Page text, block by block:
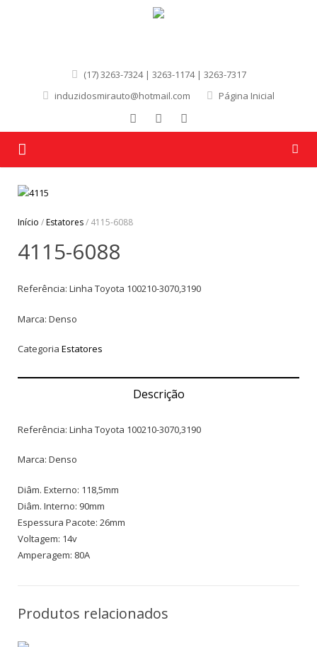
(17) 3263-7324 | 3263-1174 | 3263-7317
induzidosmirauto@hotmail.com
Página Inicial
Quem Somos
Produtos
Marcas
Contato
Início /Estatores/ 4115-6088
4115-6088
Referência: Linha Toyota 100210-3070,3190
Marca: Denso
Categoria Estatores
Descrição
Referência: Linha Toyota 100210-3070,3190
Marca: Denso
Diâm. Externo: 118,5mm
Diâm. Interno: 90mm
Espessura Pacote: 26mm
Voltagem: 14v
Amperagem: 80A
Produtos relacionados